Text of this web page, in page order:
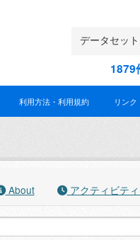
1879
利用方法・利用規約 リンク
About アクティビテ